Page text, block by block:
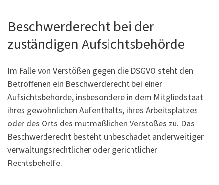
Beschwerde­recht bei der
zuständigen Aufsichts­behörde
Im Falle von Verstößen gegen die DSGVO steht den
Betroffenen ein Beschwerderecht bei einer
Aufsichtsbehörde, insbesondere in dem Mitgliedstaat
ihres gewöhnlichen Aufenthalts, ihres Arbeitsplatzes
oder des Orts des mutmaßlichen Verstoßes zu. Das
Beschwerderecht besteht unbeschadet anderweitiger
verwaltungsrechtlicher oder gerichtlicher
Rechtsbehelfe.